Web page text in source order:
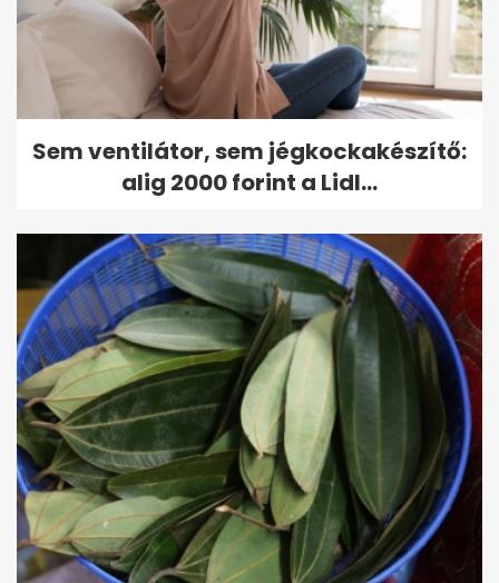
Sem ventilátor, sem jégkockakészítő:
alig 2000 forint a Lidl...